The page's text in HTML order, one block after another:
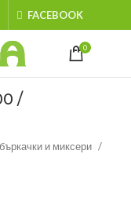
FACEBOOK
0
/
и миксери